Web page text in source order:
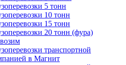
5 тонн
10 тонн
15 тонн
20 тонн (фура)
транспортной
в Магнит